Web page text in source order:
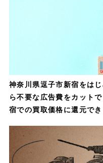
神奈川県逗子市新宿をは
ら不要な広告費をカット
宿での買取価格に還元でき